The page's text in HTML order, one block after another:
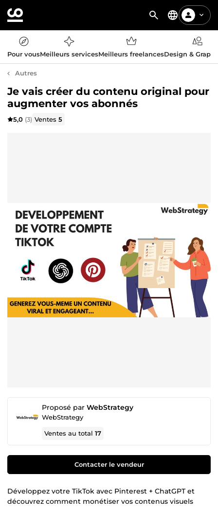
Pour vousMeilleurs servicesMeilleurs freelancesDesign &
Autres
Je vais créer du contenu original pour
augmenter vos abonnés
5,0 (3) Ventes5
Proposé par WebStrategy
WebStrategy
Ventes au total17
Contacter le vendeur
Développez votre TikTok avec Pinterest + ChatGPT et
découvrez comment monétiser vos contenus visuels